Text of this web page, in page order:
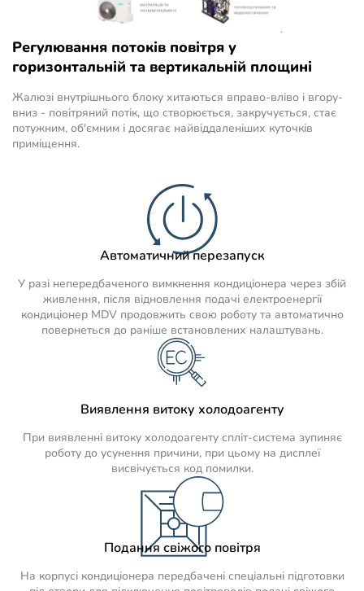
Регулювання потоків повітря у
горизонтальній та вертикальній площині
Жалюзі внутрішнього блоку хитаються вправо-вліво і вгору-
вниз - повітряний потік, що створюється, закручується, стає
потужним, об'ємним і досягає найвіддаленіших куточків
приміщення.
Автоматичний перезапуск
У разі непередбаченого вимкнення кондиціонера через збій
живлення, після відновлення подачі електроенергії
кондиціонер MDV продовжить свою роботу та автоматично
повернеться до раніше встановлених налаштувань.
Виявлення витоку холодоагенту
При виявленні витоку холодоагенту спліт-система зупиняє
роботу до усунення причини, при цьому на дисплеї
висвічується код помилки.
Подання свіжого повітря
На корпусі кондиціонера передбачені спеціальні підготовки